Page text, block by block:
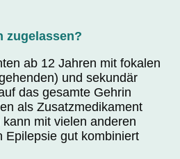
zugelassen?
ab 12 Jahren mit fokalen
und sekundär
das gesamte Gehrin
als Zusatzmedikament
mit vielen anderen
Epilepsie gut kombiniert